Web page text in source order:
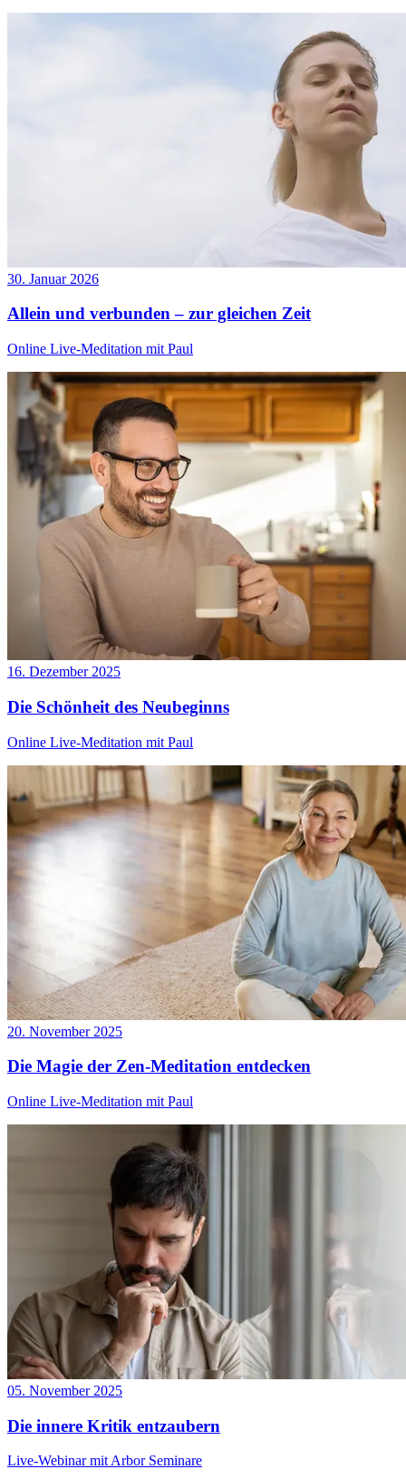
30. Januar 2026
Allein und verbunden – zur gleichen Zeit
Online Live-Meditation mit Paul
16. Dezember 2025
Die Schönheit des Neubeginns
Online Live-Meditation mit Paul
20. November 2025
Die Magie der Zen-Meditation entdecken
Online Live-Meditation mit Paul
05. November 2025
Die innere Kritik entzaubern
Live-Webinar mit Arbor Seminare